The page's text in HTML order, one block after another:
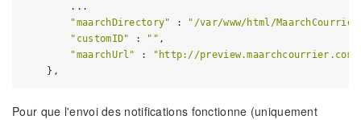
        ...
"maarchDirectory"
:
"/var/www/html/
"customID"
: "" ,
"maarchUrl"
:
"http://
Pour que l'envoi des notifications fonctionne (uniquement